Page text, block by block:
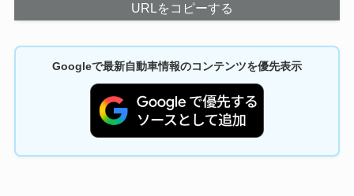
URLをコピーする
Googleで最新自動車情報のコンテンツを優先表示